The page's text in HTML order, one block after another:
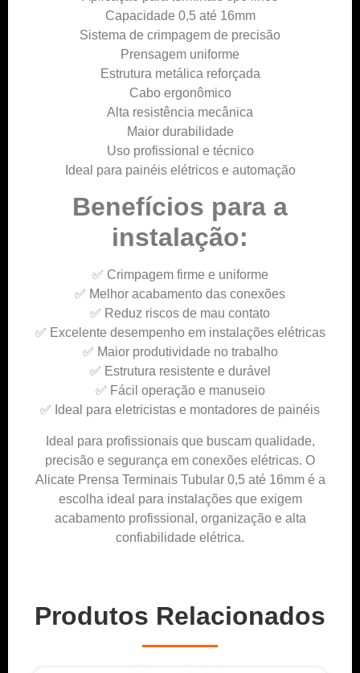
Capacidade 0,5 até 16mm
Sistema de crimpagem de precisão
Prensagem uniforme
Estrutura metálica reforçada
Cabo ergonômico
Alta resistência mecânica
Maior durabilidade
Uso profissional e técnico
Ideal para painéis elétricos e automação
Benefícios para a
instalação:
✅ Crimpagem firme e uniforme
✅ Melhor acabamento das conexões
✅ Reduz riscos de mau contato
✅ Excelente desempenho em instalações elétricas
✅ Maior produtividade no trabalho
✅ Estrutura resistente e durável
✅ Fácil operação e manuseio
✅ Ideal para eletricistas e montadores de painéis
Ideal para profissionais que buscam qualidade,
precisão e segurança em conexões elétricas. O
Alicate Prensa Terminais Tubular 0,5 até 16mm é a
escolha ideal para instalações que exigem
acabamento profissional, organização e alta
confiabilidade elétrica.
Produtos Relacionados